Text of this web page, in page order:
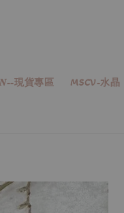
現貨專區 MSCV-水晶